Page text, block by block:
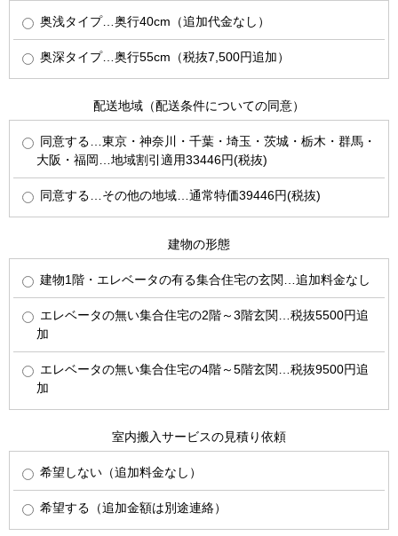
奥浅タイプ…奥行40cm（追加代金なし）
奥深タイプ…奥行55cm（税抜7,500円追加）
配送地域（配送条件についての同意）
同意する…東京・神奈川・千葉・埼玉・茨城・栃木・群馬・
大阪・福岡…地域割引適用33446円(税抜)
同意する…その他の地域…通常特価39446円(税抜)
建物の形態
建物1階・エレベータの有る集合住宅の玄関…追加料金なし
エレベータの無い集合住宅の2階～3階玄関…税抜5500円追
加
エレベータの無い集合住宅の4階～5階玄関…税抜9500円追
加
室内搬入サービスの見積り依頼
希望しない（追加料金なし）
希望する（追加金額は別途連絡）